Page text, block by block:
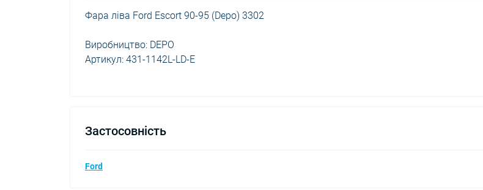
Фара ліва Ford Escort 90-95 (Depo) 3302
Виробництво: DEPO
Артикул: 431-1142L-LD-E
Застосовність
Ford